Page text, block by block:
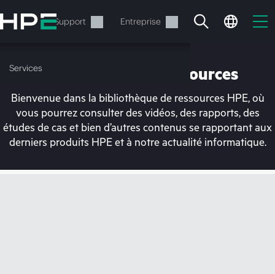
au
contenu
Services Support Entreprise
Services
Votre panier est
Bibliothèque de ressources
Bienvenue dans la bibliothèque de ressources HPE, où
vous pourrez consulter des vidéos, des rapports, des
études de cas et bien d’autres contenus se rapportant aux
derniers produits HPE et à notre actualité informatique.